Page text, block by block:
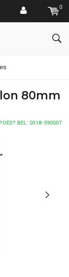
0
80mm
BEL: 0318-590507